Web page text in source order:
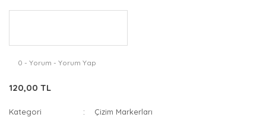
0 - Yorum - Yorum Yap
120,00 TL
Kategori
Çizim Markerları